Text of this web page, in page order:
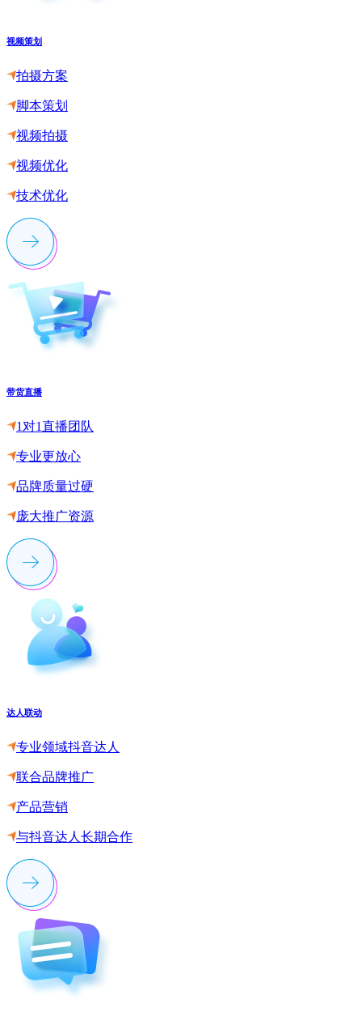
视频策划
拍摄方案
脚本策划
视频拍摄
视频优化
技术优化
带货直播
1对1直播团队
专业更放心
品牌质量过硬
庞大推广资源
达人联动
专业领域抖音达人
联合品牌推广
产品营销
与抖音达人长期合作